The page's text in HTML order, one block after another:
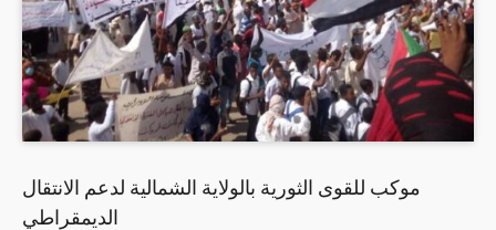
موكب للقوى الثورية بالولاية الشمالية لدعم الانتقال
الديمقراطي